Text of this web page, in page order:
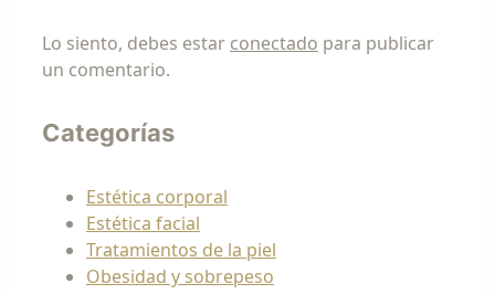
Lo siento, debes estar conectado para publicar
un comentario.
Categorías
Estética corporal
Estética facial
Tratamientos de la piel
Obesidad y sobrepeso